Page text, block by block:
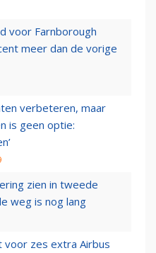
voor Farnborough
meer dan de vorige
verbeteren, maar
is geen optie:
zien in tweede
weg is nog lang
voor zes extra Airbus